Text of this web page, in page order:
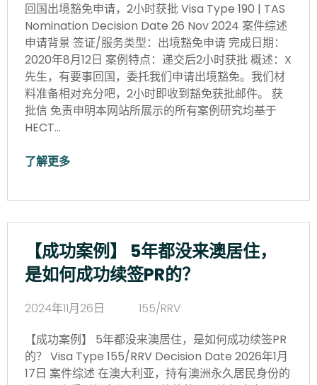
回国出境豁免申请，2小时获批 Visa Type 190 | TAS
Nomination Decision Date 26 Nov 2024 案件综述
申请背景 签证/服务类型：出境豁免申请 完成日期：
2020年8月12日 案例特点：递交后2小时获批 概述：X
先生，有要事回国，委托我们申请出境豁免。我们材
料准备相对充分吧，2小时即收到豁免获批邮件。 获
批信 免责申明本网站所展示的所有案例研究均基于
HECT…
了解更多
【成功案例】 5年都没来澳居住，
是如何成功续签PR的？
2024年11月26日
155/RRV
【成功案例】 5年都没来澳居住，是如何成功续签PR
的？ Visa Type 155/RRV Decision Date 2026年1月
17日 案件综述 在澳大利亚，持有澳洲永久居民身份的